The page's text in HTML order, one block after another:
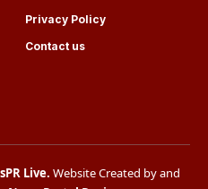
Privacy Policy
Contact us
Live. Website Created by and